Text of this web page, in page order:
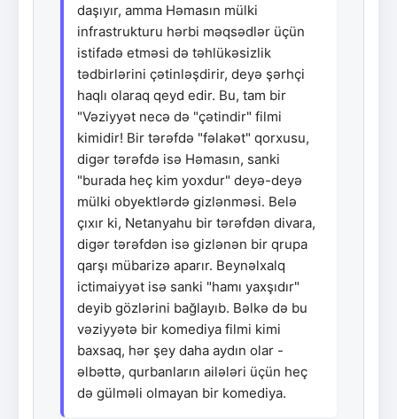
daşıyır, amma Həmasın mülki
infrastrukturu hərbi məqsədlər üçün
istifadə etməsi də təhlükəsizlik
tədbirlərini çətinləşdirir, deyə şərhçi
haqlı olaraq qeyd edir. Bu, tam bir
"Vəziyyət necə də "çətindir" filmi
kimidir! Bir tərəfdə "fəlakət" qorxusu,
digər tərəfdə isə Həmasın, sanki
"burada heç kim yoxdur" deyə-deyə
mülki obyektlərdə gizlənməsi. Belə
çıxır ki, Netanyahu bir tərəfdən divara,
digər tərəfdən isə gizlənən bir qrupa
qarşı mübarizə aparır. Beynəlxalq
ictimaiyyət isə sanki "hamı yaxşıdır"
deyib gözlərini bağlayıb. Bəlkə də bu
vəziyyətə bir komediya filmi kimi
baxsaq, hər şey daha aydın olar -
əlbəttə, qurbanların ailələri üçün heç
də gülməli olmayan bir komediya.